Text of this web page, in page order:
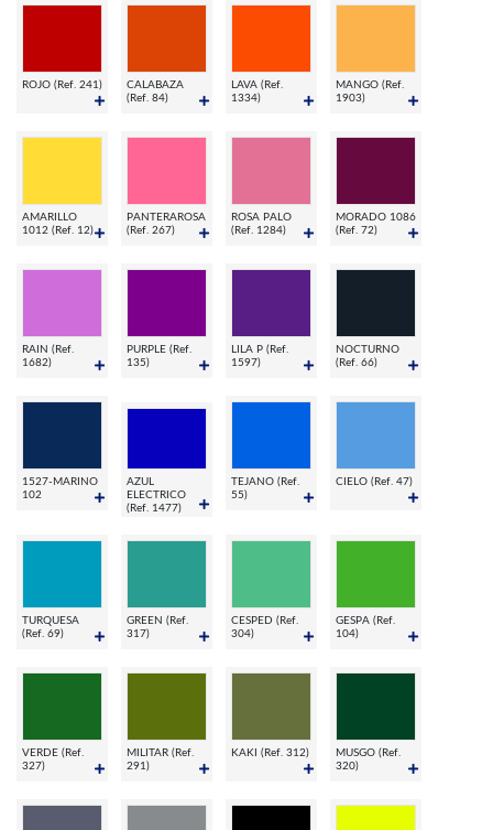
ROJO (Ref. 241)
CALABAZA
(Ref. 84)
LAVA (Ref.
1334)
MANGO (Ref.
1903)
AMARILLO
1012 (Ref. 12)
PANTERAROSA
(Ref. 267)
ROSA PALO
(Ref. 1284)
MORADO 1086
(Ref. 72)
RAIN (Ref.
1682)
PURPLE (Ref.
135)
LILA P (Ref.
1597)
NOCTURNO
(Ref. 66)
1527-MARINO
102
AZUL
ELECTRICO
(Ref. 1477)
TEJANO (Ref.
55)
CIELO (Ref. 47)
TURQUESA
(Ref. 69)
GREEN (Ref.
317)
CESPED (Ref.
304)
GESPA (Ref.
104)
VERDE (Ref.
327)
MILITAR (Ref.
291)
KAKI (Ref. 312)
MUSGO (Ref.
320)